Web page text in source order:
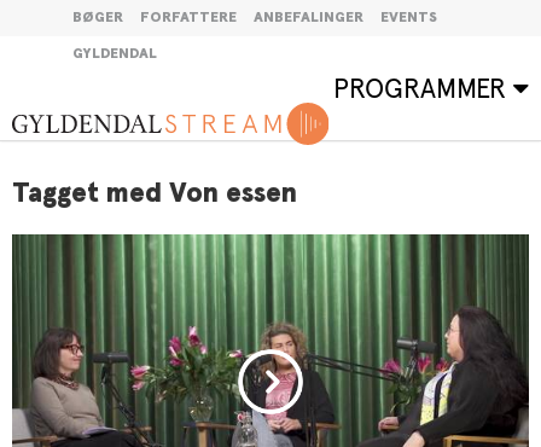
BØGER FORFATTERE ANBEFALINGER EVENTS
GYLDENDAL
PROGRAMMER
Tagget med Von essen